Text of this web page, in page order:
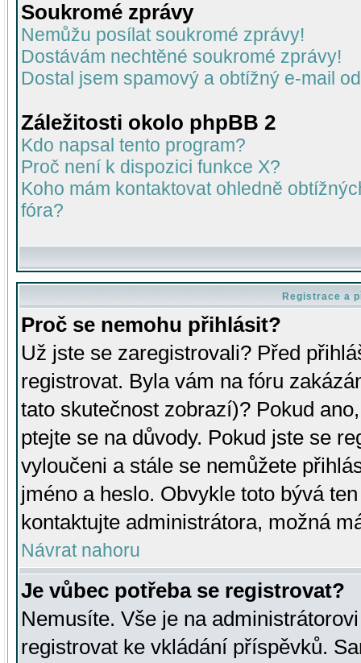
Soukromé zprávy
Nemůžu posílat soukromé zprávy!
Dostávám nechtěné soukromé zprávy!
Dostal jsem spamový a obtížný e-mail
Záležitosti okolo phpBB 2
Kdo napsal tento program?
Proč není k dispozici funkce X?
Koho mám kontaktovat ohledně
fóra?
Registrace a
Proč se nemohu přihlásit?
Už jste se zaregistrovali? Před
registrovat. Byla vám na fóru
tato skutečnost zobrazí)? Pokud
ptejte se na důvody. Pokud jste se
vyloučeni a stále se nemůžete
jméno a heslo. Obvykle toto bývá
kontaktujte administrátora, možná
Návrat nahoru
Je vůbec potřeba se registrovat?
Nemusíte. Vše je na
registrovat ke vkládání příspěvků.